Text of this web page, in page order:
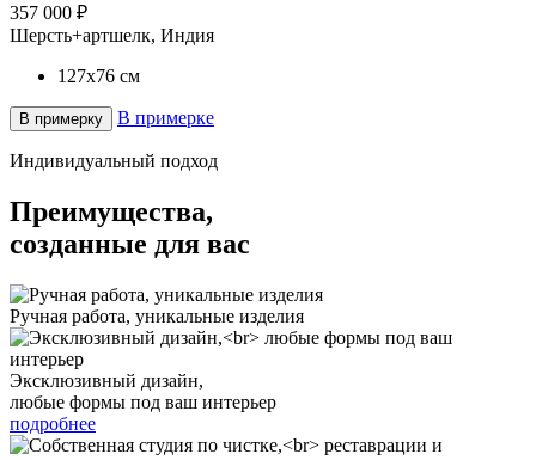
357 000 ₽
Шерсть+артшелк, Индия
127x76 см
В примерку В примерке
Индивидуальный подход
Преимущества,
созданные для вас
Ручная работа, уникальные изделия
Эксклюзивный дизайн,
любые формы под ваш интерьер
подробнее